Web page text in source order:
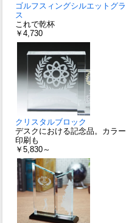
ゴルフスィングシルエットグラ
ス
これで乾杯
￥4,730
クリスタルブロック
デスクにおける記念品。カラー
印刷も
￥5,830～